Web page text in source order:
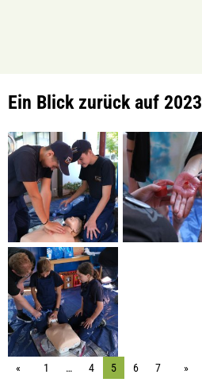
Ein Blick zurück auf 2023
1 … 4 5 6 7